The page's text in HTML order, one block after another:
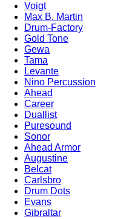
Voigt
Max B. Martin
Drum-Factory
Gold Tone
Gewa
Tama
Levante
Nino Percussion
Ahead
Career
Duallist
Puresound
Sonor
Ahead Armor
Augustine
Belcat
Carlsbro
Drum Dots
Evans
Gibraltar